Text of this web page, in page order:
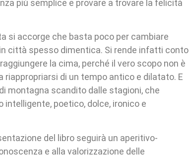
più semplice e provare a trovare la felicità
si accorge che basta poco per cambiare
in città spesso dimentica. Si rende infatti conto
la cima, perché il vero scopo non è
riappropriarsi di un tempo antico e dilatato. E
montagna scandito dalle stagioni, che
intelligente, poetico, dolce, ironico e
del libro seguirà un aperitivo-
e alla valorizzazione delle